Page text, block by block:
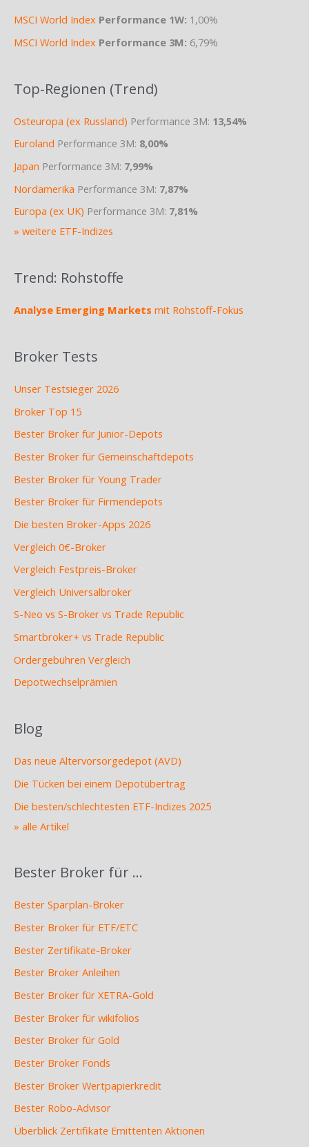
MSCI World Index Performance 1W: 1,00%
MSCI World Index Performance 3M: 6,79%
Top-Regionen (Trend)
Osteuropa (ex Russland) Performance 3M: 13,54%
Euroland Performance 3M: 8,00%
Japan Performance 3M: 7,99%
Nordamerika Performance 3M: 7,87%
Europa (ex UK) Performance 3M: 7,81%
» weitere ETF-Indizes
Trend: Rohstoffe
Analyse Emerging Markets mit Rohstoff-Fokus
Broker Tests
Unser Testsieger 2026
Broker Top 15
Bester Broker für Junior-Depots
Bester Broker für Gemeinschaftdepots
Bester Broker für Young Trader
Bester Broker für Firmendepots
Die besten Broker-Apps 2026
Vergleich 0€-Broker
Vergleich Festpreis-Broker
Vergleich Universalbroker
S-Neo vs S-Broker vs Trade Republic
Smartbroker+ vs Trade Republic
Ordergebühren Vergleich
Depotwechselprämien
Blog
Das neue Altervorsorgedepot (AVD)
Die Tücken bei einem Depotübertrag
Die besten/schlechtesten ETF-Indizes 2025
» alle Artikel
Bester Broker für …
Bester Sparplan-Broker
Bester Broker für ETF/ETC
Bester Zertifikate-Broker
Bester Broker Anleihen
Bester Broker für XETRA-Gold
Bester Broker für wikifolios
Bester Broker für Gold
Bester Broker Fonds
Bester Broker Wertpapierkredit
Bester Robo-Advisor
Überblick Zertifikate Emittenten Aktionen